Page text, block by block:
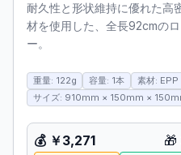
耐久性と形状維持に優れた高
材を使用した、全長92cmの
ー。
重量: 122g 容量: 1本
素材: EPP
サイズ: 910mm × 150mm ×
💰 ￥3,271 🎁